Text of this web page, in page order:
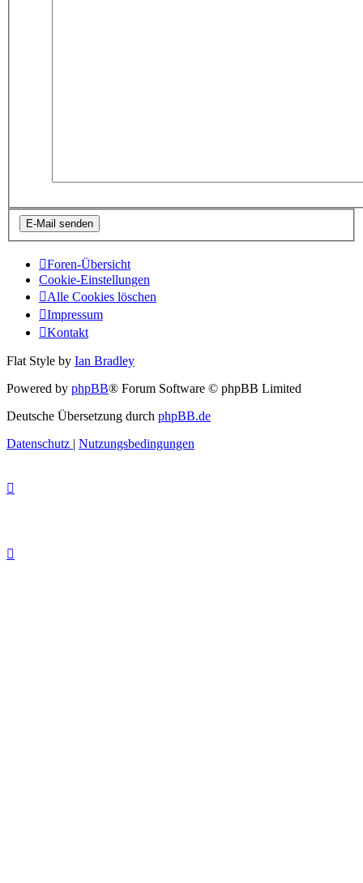
Foren-Übersicht
Cookie-Einstellungen
Alle Cookies löschen
Impressum
Kontakt
Flat Style by Ian Bradley
Powered by phpBB® Forum Software © phpBB Limited
Deutsche Übersetzung durch phpBB.de
Datenschutz | Nutzungsbedingungen